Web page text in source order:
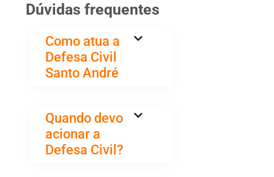
Dúvidas frequentes
Como atua a
Defesa Civil
Santo André
Quando devo
acionar a
Defesa Civil?